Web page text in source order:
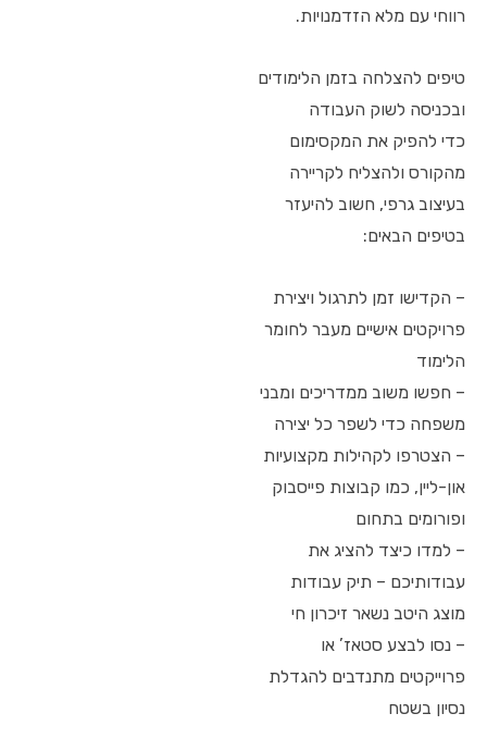
רווחי עם מלא הזדמנויות.
טיפים להצלחה בזמן הלימודים
ובכניסה לשוק העבודה
כדי להפיק את המקסימום
מהקורס ולהצליח לקריירה
בעיצוב גרפי, חשוב להיעזר
בטיפים הבאים:
– הקדישו זמן לתרגול ויצירת
פרויקטים אישיים מעבר לחומר
הלימוד
– חפשו משוב ממדריכים ומבני
משפחה כדי לשפר כל יצירה
– הצטרפו לקהילות מקצועיות
און-ליין, כמו קבוצות פייסבוק
ופורומים בתחום
– למדו כיצד להציג את
עבודותיכם – תיק עבודות
מוצג היטב נשאר זיכרון חי
– נסו לבצע סטאז’ או
פרוייקטים מתנדבים להגדלת
נסיון בשטח